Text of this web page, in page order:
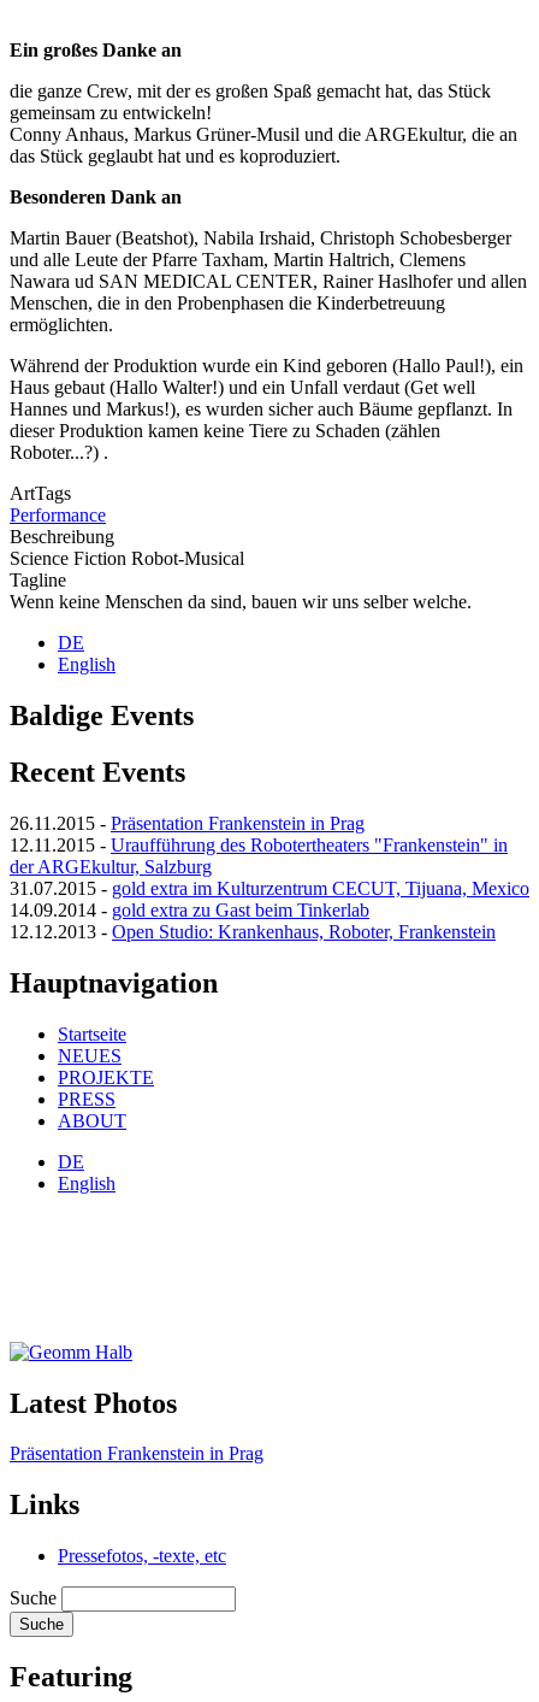
Ein großes Danke an
die ganze Crew, mit der es großen Spaß gemacht hat, das Stück
gemeinsam zu entwickeln!
Conny Anhaus, Markus Grüner-Musil und die ARGEkultur, die an
das Stück geglaubt hat und es koproduziert.
Besonderen Dank an
Martin Bauer (Beatshot), Nabila Irshaid, Christoph Schobesberger
und alle Leute der Pfarre Taxham, Martin Haltrich, Clemens
Nawara ud SAN MEDICAL CENTER, Rainer Haslhofer und allen
Menschen, die in den Probenphasen die Kinderbetreuung
ermöglichten.
Während der Produktion wurde ein Kind geboren (Hallo Paul!), ein
Haus gebaut (Hallo Wal­ter!) und ein Unfall verdaut (Get well
Hannes und Markus!), es wurden sicher auch Bäume gepflanzt. In
dieser Produktion kamen keine Tiere zu Schaden (zählen
Roboter...?) .
ArtTags
Performance
Beschreibung
Science Fiction Robot-Musical
Tagline
Wenn keine Menschen da sind, bauen wir uns selber welche.
DE
English
Baldige Events
Recent Events
26.11.2015 - Präsentation Frankenstein in Prag
12.11.2015 - Uraufführung des Robotertheaters "Frankenstein" in
der ARGEkultur, Salzburg
31.07.2015 - gold extra im Kulturzentrum CECUT, Tijuana, Mexico
14.09.2014 - gold extra zu Gast beim Tinkerlab
12.12.2013 - Open Studio: Krankenhaus, Roboter, Frankenstein
Hauptnavigation
Startseite
NEUES
PROJEKTE
PRESS
ABOUT
DE
English
Latest Photos
Präsentation Frankenstein in Prag
Links
Pressefotos, -texte, etc
Suche
Featuring